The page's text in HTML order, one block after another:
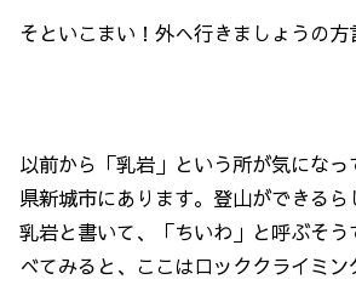
そといこまい！外へ行きましょうの方
以前から「乳岩」という所が気にな
県新城市にあります。登山ができるら
乳岩と書いて、「ちいわ」と呼ぶそ
べてみると、ここはロッククライミ